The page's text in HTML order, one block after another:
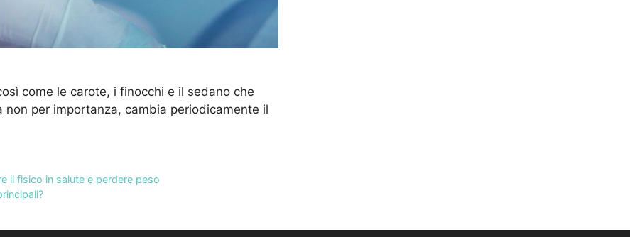
come le carote, i finocchi e il sedano che
per importanza, cambia periodicamente il
il fisico in salute e perdere peso